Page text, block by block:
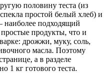
половину теста (из
простой белый хлеб) и
наиболее подходящий
продукты, что и
дрожжи, муку, соль,
масла. Поэтому
а в разделе
1 кг готового теста.